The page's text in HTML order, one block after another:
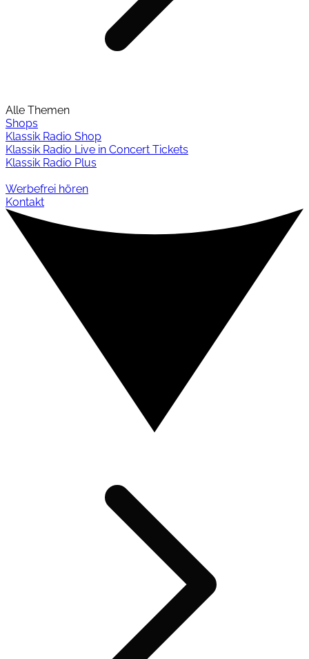
Alle Themen
Shops
Klassik Radio Shop
Klassik Radio Live in Concert Tickets
Klassik Radio Plus
Werbefrei hören
Kontakt